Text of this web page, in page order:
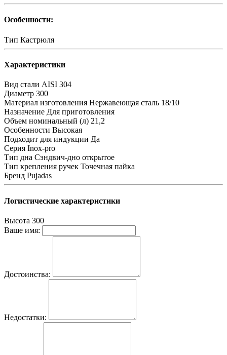
Особенности:
Тип Кастрюля
Характеристики
Вид стали AISI 304
Диаметр 300
Материал изготовления Нержавеющая сталь 18/10
Назначение Для приготовления
Объем номинальный (л) 21,2
Особенности Высокая
Подходит для индукции Да
Серия Inox-pro
Тип дна Сэндвич-дно открытое
Тип крепления ручек Точечная пайка
Бренд Pujadas
Логистические характеристики
Высота 300
Ваше имя:
Достоинства:
Недостатки: